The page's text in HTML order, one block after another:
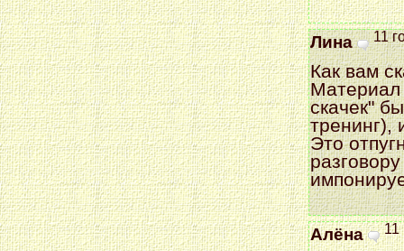
Лина 11
Как вам
Материал
скачек"
тренинг),
Это
Алёна 11